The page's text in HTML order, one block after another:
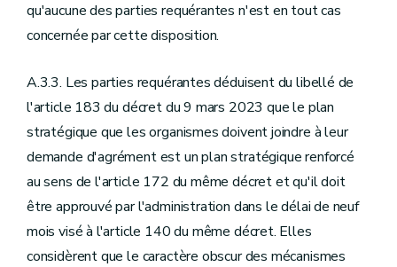
qu'aucune des parties requérantes n'est en tout cas
concernée par cette disposition.
A.3.3. Les parties requérantes déduisent du libellé de
l'article 183 du décret du 9 mars 2023 que le plan
stratégique que les organismes doivent joindre à leur
demande d'agrément est un plan stratégique renforcé
au sens de l'article 172 du même décret et qu'il doit
être approuvé par l'administration dans le délai de neuf
mois visé à l'article 140 du même décret. Elles
considèrent que le caractère obscur des mécanismes